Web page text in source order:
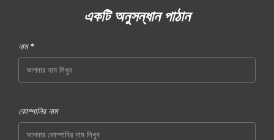
একটি অনুসন্ধান পাঠান
নাম *
কোম্পানির নাম